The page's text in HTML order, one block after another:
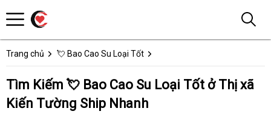
Trang chủ 💘 Bao Cao Su Loại Tốt
Tìm Kiếm 💘 Bao Cao Su Loại Tốt ở Thị xã
Kiến Tường Ship Nhanh